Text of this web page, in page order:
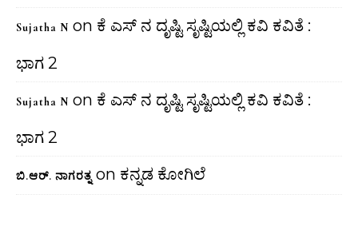
Sujatha N on ಕೆ ಎಸ್ ನ ದೃಷ್ಟಿ ಸೃಷ್ಟಿಯಲ್ಲಿ ಕವಿ ಕವಿತೆ :
ಭಾಗ 2
Sujatha N on ಕೆ ಎಸ್ ನ ದೃಷ್ಟಿ ಸೃಷ್ಟಿಯಲ್ಲಿ ಕವಿ ಕವಿತೆ :
ಭಾಗ 2
ಬಿ.ಆರ್. ನಾಗರತ್ನ on ಕನ್ನಡ ಕೋಗಿಲೆ